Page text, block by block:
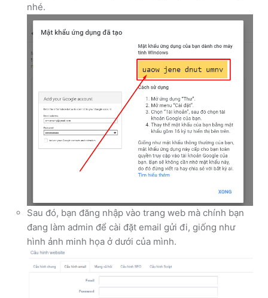
nhé.
Sau đó, bạn đăng nhập vào trang web mà chính bạn
đang làm admin để cài đặt email gửi đi, giống như
hình ảnh minh họa ở dưới của mình.